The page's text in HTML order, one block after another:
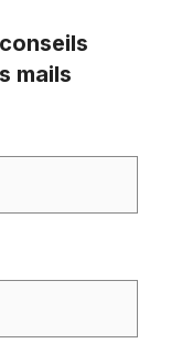
mails